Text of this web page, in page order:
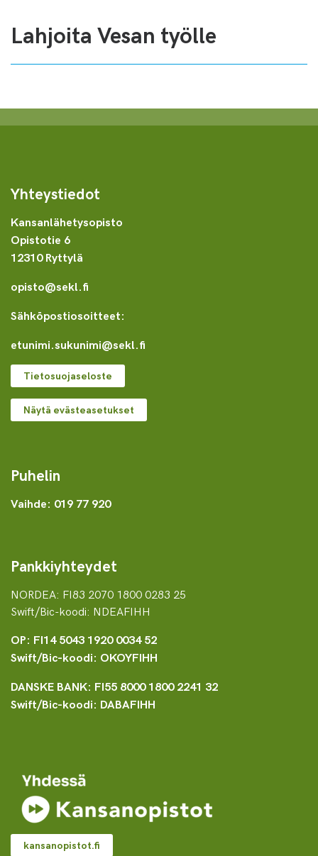
Lahjoita Vesan työlle
Yhteystiedot
Kansanlähetysopisto
Opistotie 6
12310 Ryttylä
opisto@sekl.fi
Sähköpostiosoitteet:
etunimi.sukunimi@sekl.fi
Tietosuojaseloste
Näytä evästeasetukset
Puhelin
Vaihde: 019 77 920
Pankkiyhteydet
NORDEA: FI83 2070 1800 0283 25
Swift/Bic-koodi: NDEAFIHH
OP: FI14 5043 1920 0034 52
Swift/Bic-koodi: OKOYFIHH
DANSKE BANK: FI55 8000 1800 2241 32
Swift/Bic-koodi: DABAFIHH
kansanopistot.fi